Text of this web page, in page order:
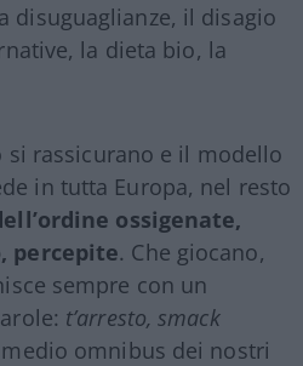
disuguaglianze, il disagio
la dieta bio, la
si rassicurano e il modello
in tutta Europa, nel resto
ossigenate,
percepite. Che giocano,
sempre con un
t’arresto, smack
omnibus dei nostri